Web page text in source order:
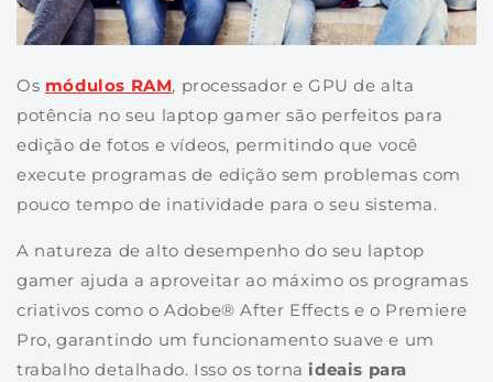
Os módulos RAM, processador e GPU de alta
potência no seu laptop gamer são perfeitos para
edição de fotos e vídeos, permitindo que você
execute programas de edição sem problemas com
pouco tempo de inatividade para o seu sistema.
A natureza de alto desempenho do seu laptop
gamer ajuda a aproveitar ao máximo os programas
criativos como o Adobe® After Effects e o Premiere
Pro, garantindo um funcionamento suave e um
trabalho detalhado. Isso os torna ideais para